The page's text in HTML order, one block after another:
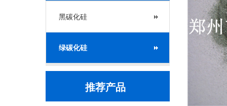
黑碳化硅
绿碳化硅
推荐产品